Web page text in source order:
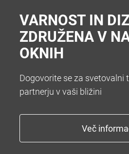
zatemnitev z roletami ali
zunanjimi žaluzijami.
KONEC Z
VARNOST IN
ZDRUŽENA V
OKNIH
Dogovorite se za svetovalni
partnerju v vaši bližini